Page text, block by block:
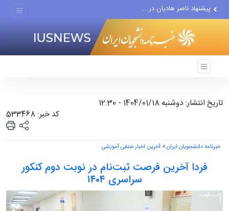
پیشنهاد ناصر هادیان در...
معامله با گرگِ آمریکایی،...
دستیار قلعه‌نویی مربی تیم...
اقتصاددان معروف آمریکایی:...
انتشار اخبار جعلی توسط...
تاریخ انتشار: دوشنبه 1404/01/18 - 12:30
کد خبر: 533468
خبرنامه دانشجویان ایران> آخرین اخبار صنفی آموزشی
فردا آخرین فرصت ثبت‌نام در نوبت دوم کنکور
سراسری ۱۴۰۴